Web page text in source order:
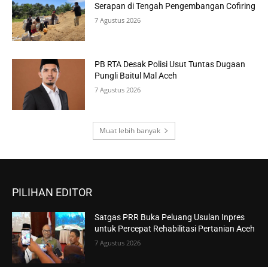
Serapan di Tengah Pengembangan Cofiring
7 Agustus 2026
PB RTA Desak Polisi Usut Tuntas Dugaan
Pungli Baitul Mal Aceh
7 Agustus 2026
Muat lebih banyak
PILIHAN EDITOR
Satgas PRR Buka Peluang Usulan Inpres
untuk Percepat Rehabilitasi Pertanian Aceh
7 Agustus 2026